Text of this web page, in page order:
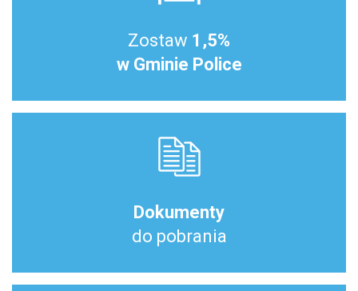
Zostaw 1,5%
w Gminie Police
Dokumenty
do pobrania